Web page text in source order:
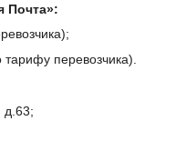
Почта»:
перевозчика).
д.63;